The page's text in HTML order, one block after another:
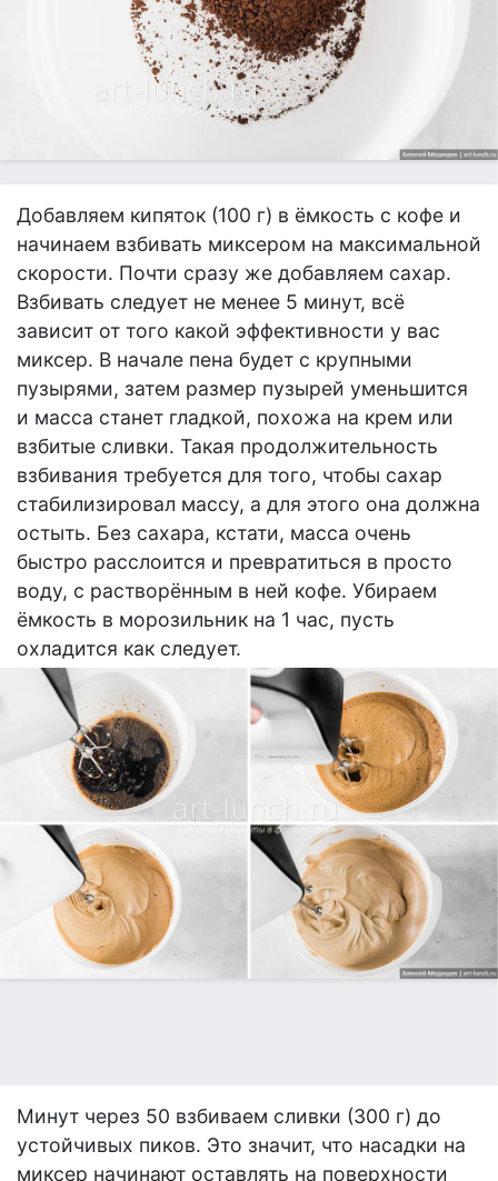
Добавляем кипяток (100 г) в ёмкость с кофе и
начинаем взбивать миксером на максимальной
скорости. Почти сразу же добавляем сахар.
Взбивать следует не менее 5 минут, всё
зависит от того какой эффективности у вас
миксер. В начале пена будет с крупными
пузырями, затем размер пузырей уменьшится
и масса станет гладкой, похожа на крем или
взбитые сливки. Такая продолжительность
взбивания требуется для того, чтобы сахар
стабилизировал массу, а для этого она должна
остыть. Без сахара, кстати, масса очень
быстро расслоится и превратиться в просто
воду, с растворённым в ней кофе. Убираем
ёмкость в морозильник на 1 час, пусть
охладится как следует.
Минут через 50 взбиваем сливки (300 г) до
устойчивых пиков. Это значит, что насадки на
миксер начинают оставлять на поверхности